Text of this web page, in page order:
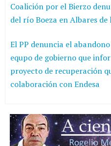
Coalición por el Bierzo
del río Boeza en Albares de
El PP denuncia el
equpo de gobierno que
proyecto de recuperación
colaboración con Endesa